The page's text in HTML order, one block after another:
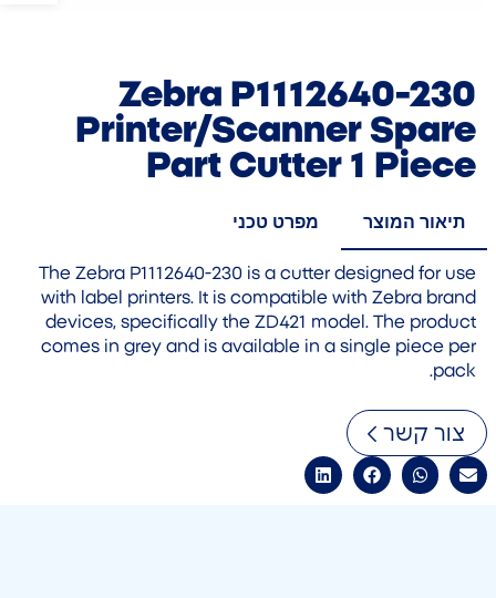
Zebra P1112640-230
Printer/Scanner Spare
Part Cutter 1 Piece
תיאור המוצר מפרט טכני
The Zebra P1112640-230 is a cutter designed for use
with label printers. It is compatible with Zebra brand
devices, specifically the ZD421 model. The product
comes in grey and is available in a single piece per
pack.
צור קשר